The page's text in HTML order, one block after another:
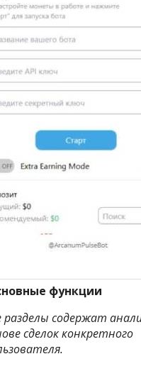
функции
разделы содержат
сделок конкретного